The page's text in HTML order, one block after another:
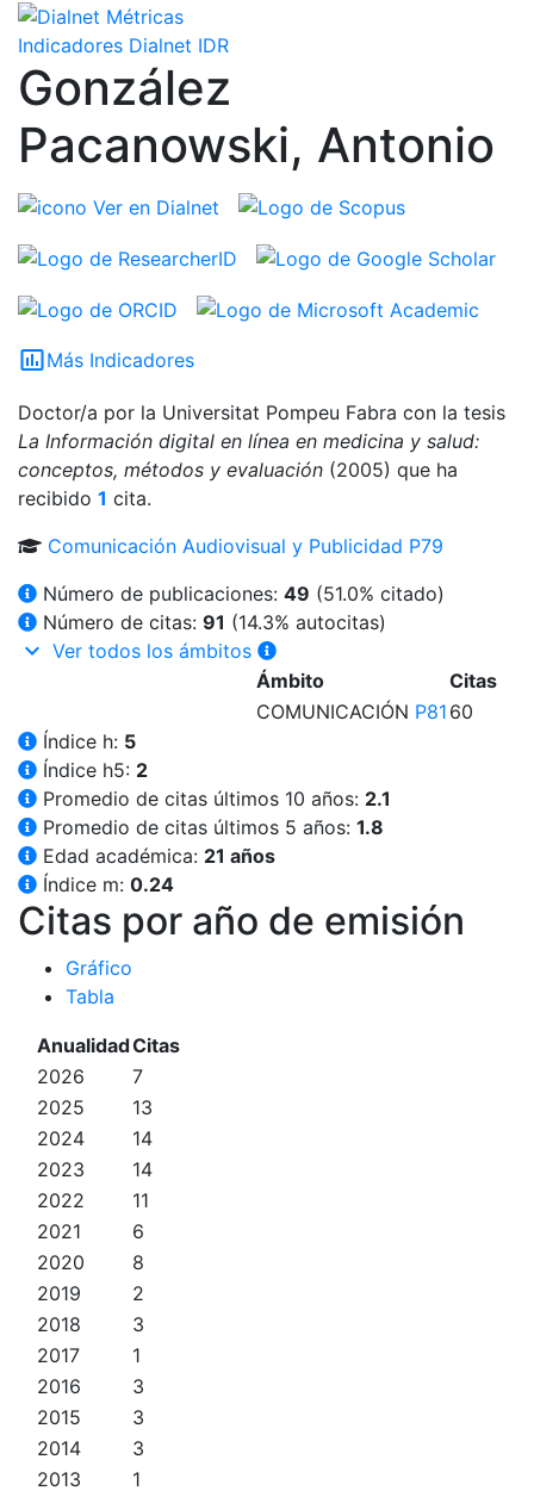
Indicadores Dialnet IDR
González
Pacanowski, Antonio
Ver en Dialnet
insert_chart_outlinedMás Indicadores
Doctor/a por la Universitat Pompeu Fabra con la tesis
La Información digital en línea en medicina y salud:
conceptos, métodos y evaluación (2005) que ha
recibido 1 cita.
Comunicación Audiovisual y Publicidad P79
Número de publicaciones: 49 (51.0% citado)
Número de citas: 91 (14.3% autocitas)
keyboard_arrow_down Ver todos los ámbitos
Ámbito
Citas
COMUNICACIÓN P81 60
Índice h: 5
Índice h5: 2
Promedio de citas últimos 10 años: 2.1
Promedio de citas últimos 5 años: 1.8
Edad académica: 21 años
Índice m: 0.24
Citas por año de emisión
Gráfico
Tabla
AnualidadCitas
2026
7
2025
13
2024
14
2023
14
2022
11
2021
6
2020
8
2019
2
2018
3
2017
1
2016
3
2015
3
2014
3
2013
1